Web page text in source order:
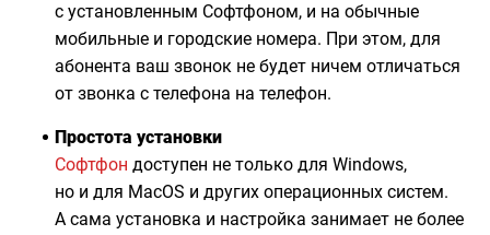
с установленным Софтфоном, и на обычные
мобильные и городские номера. При этом, для
абонента ваш звонок не будет ничем отличаться
от звонка с телефона на телефон.
Простота установки
Софтфон доступен не только для Windows,
но и для MacOS и других операционных систем.
А сама установка и настройка занимает не более